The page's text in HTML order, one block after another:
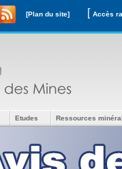
[Plan du site] [
Etudes Ressources